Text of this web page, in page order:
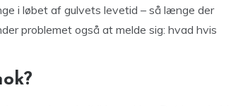
i løbet af gulvets levetid – så længe der
problemet også at melde sig: hvad hvis